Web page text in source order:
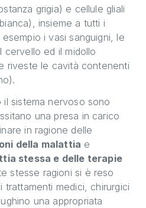
grigia) e cellule gliali
insieme a tutti i
i vasi sanguigni, le
cervello ed il midollo
riveste le cavità contenenti
sistema nervoso sono
una presa in carico
in ragione delle
della malattia e
stessa e delle terapie
stesse ragioni si è reso
trattamenti medici, chirurgici
una appropriata